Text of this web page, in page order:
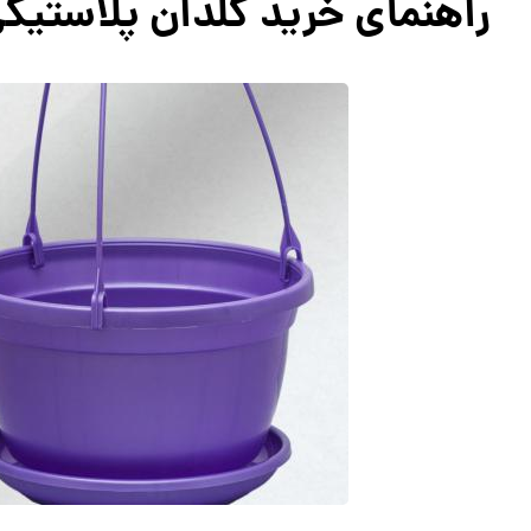
راهنمای خرید گلدان